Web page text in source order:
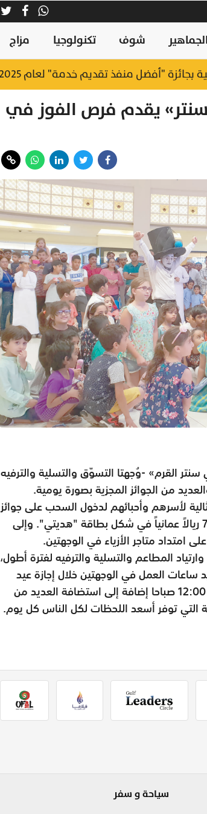
الجماهير شوف تكنولوجيا مزاج
يقدم فرص الفوز في
القرم» -وُجهتا التسوّق والتسلية والترفيه
من الجوائز المجزية بصورة يومية.
لأسرهم وأحبائهم لدخول السحب على جوائز
أسبوعية بقيمة 100 ريال عماني وجوائز يومية بقيمة 75 ريالاً عمانياً في شكل بطاقة "هديتي". وإلى
متاجر الأزياء في الوجهتين.
المطاعم والتسلية والترفيه لفترة أطول،
العمل في الوجهتين خلال إجازة عيد
الأضحى المبارك من الساعة 10:00 صباحا حتى الساعة 12:00 صباحا إضافة إلى استضافة العديد من
التي توفر أسعد اللحظات لكل الناس كل يوم.
سياحة و سفر